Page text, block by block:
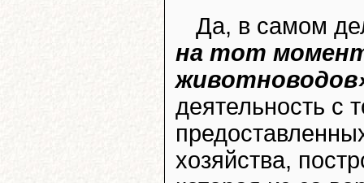
Да, в самом
на тот
деятельность с
хозяйства,